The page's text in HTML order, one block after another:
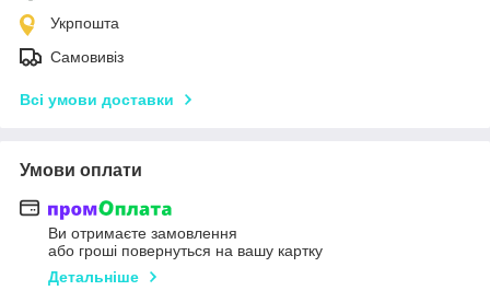
Укрпошта
Самовивіз
Всі умови доставки
Умови оплати
Ви отримаєте замовлення
або гроші повернуться на вашу картку
Детальніше